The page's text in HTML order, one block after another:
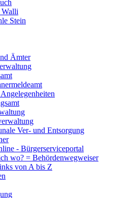
Stein
Ämter
Ver- und Entsorgung
- Bürgerserviceportal
wo? = Behördenwegweiser
von A bis Z